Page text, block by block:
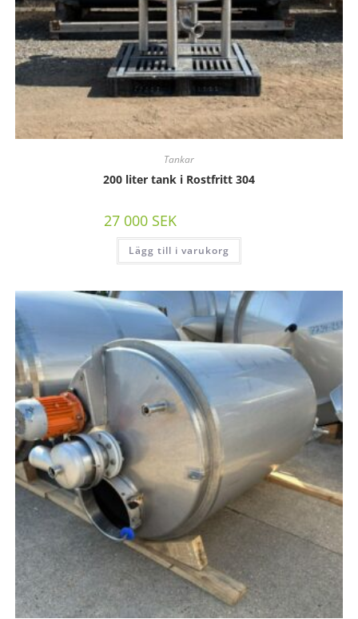
Tankar
200 liter tank i Rostfritt 304
27 000 SEK
Lägg till i varukorg